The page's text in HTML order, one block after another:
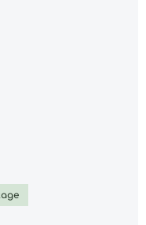
5 Sternen